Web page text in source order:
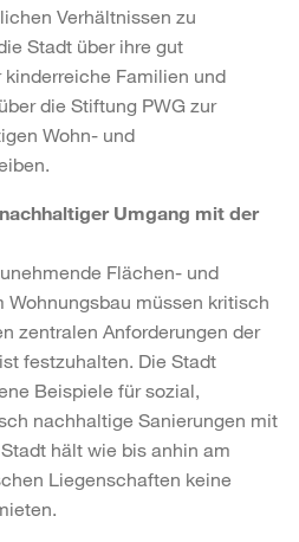
Verhältnissen zu
Stadt über ihre gut
Familien und
die Stiftung PWG zur
Wohn- und
Umgang mit der
Flächen- und
müssen kritisch
zentralen Anforderungen der
festzuhalten. Die Stadt
Beispiele für sozial,
nachhaltige Sanierungen mit
hält wie bis anhin am
Liegenschaften keine